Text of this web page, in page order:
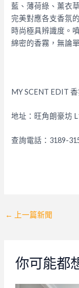
藍、薄荷綠、薰衣
完美對應各支香氛
時尚極具辨識度。
綿密的香霧，無論
MY SCENT EDIT
地址：旺角朗豪坊
查詢電話：3189-
Post
← 上一篇新聞
你可能都